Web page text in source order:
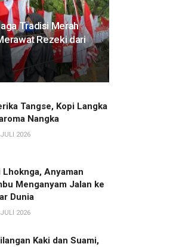
Tradisi Merah
Rezeki dari
Tangse, Kopi Langka
Nangka
2026
Lhoknga, Anyaman
Menganyam Jalan ke
Dunia
2026
Kaki dan Suami,